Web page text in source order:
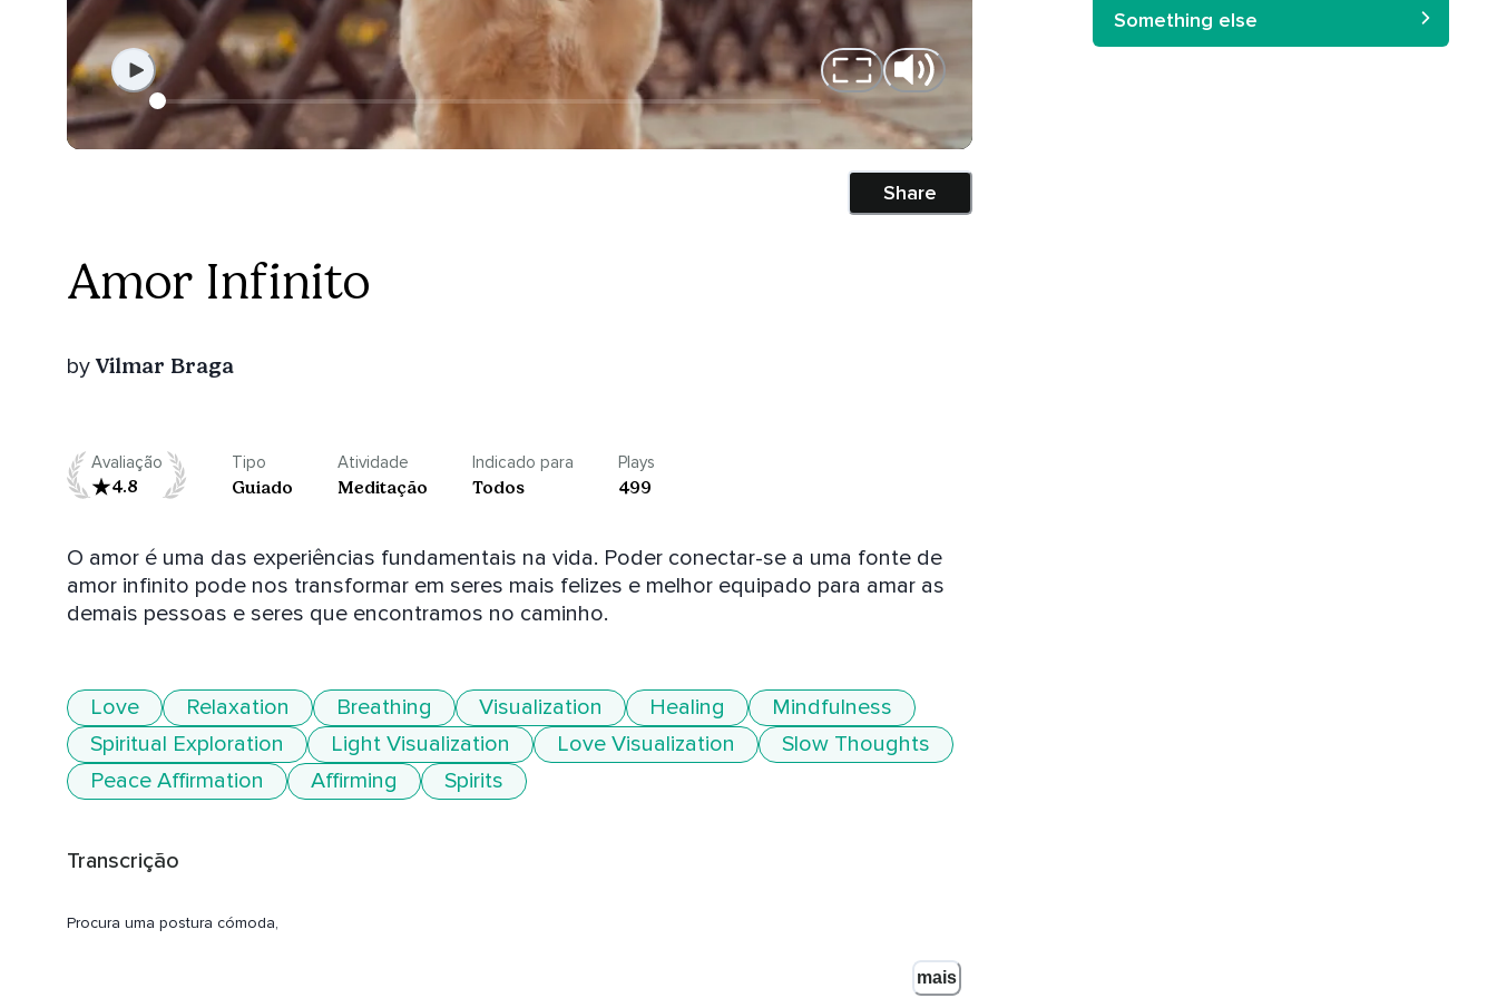
Share
Amor Infinito
byVilmar Braga
Avaliação
4.8
Tipo
Guiado
Atividade
Meditação
Indicado para
Todos
Plays
499
O amor é uma das experiências fundamentais na vida. Poder conectar-se a uma fonte de
amor infinito pode nos transformar em seres mais felizes e melhor equipado para amar as
demais pessoas e seres que encontramos no caminho.
Love Relaxation Breathing Visualization Healing
Mindfulness
Spiritual Exploration
Light Visualization Love Visualization
Slow Thoughts
Peace Affirmation
Affirming Spirits
Transcrição
Procura uma postura cómoda,
mais
Something else